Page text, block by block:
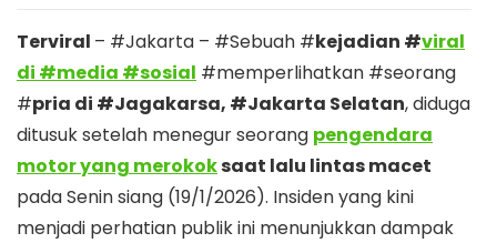
Terviral – #Jakarta – #Sebuah #kejadian #viral
di #media #sosial #memperlihatkan #seorang
#pria di #Jagakarsa, #Jakarta Selatan, diduga
ditusuk setelah menegur seorang pengendara
motor yang merokoksaat lalu lintas macet
pada Senin siang (19/1/2026). Insiden yang kini
menjadi perhatian publik ini menunjukkan dampak